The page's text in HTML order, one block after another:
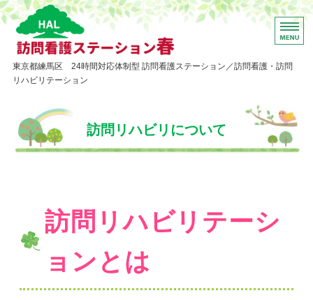
東京都練馬区 訪問看護
東京都練馬区 24時間対応体制型 訪問看護ステーション／訪問看護・訪問
リハビリテーション
訪問看護について
お問い合わせ
訪問リハビリについて
訪問リハビリテーシ
ョンとは